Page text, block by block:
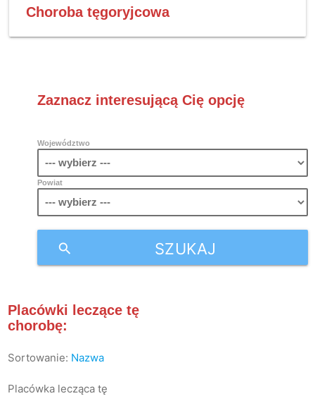
Choroba tęgoryjcowa
Zaznacz interesującą Cię opcję
Województwo
Powiat
SZUKAJ
search
Placówki leczące tę
chorobę:
Sortowanie: Nazwa
Placówka lecząca tę